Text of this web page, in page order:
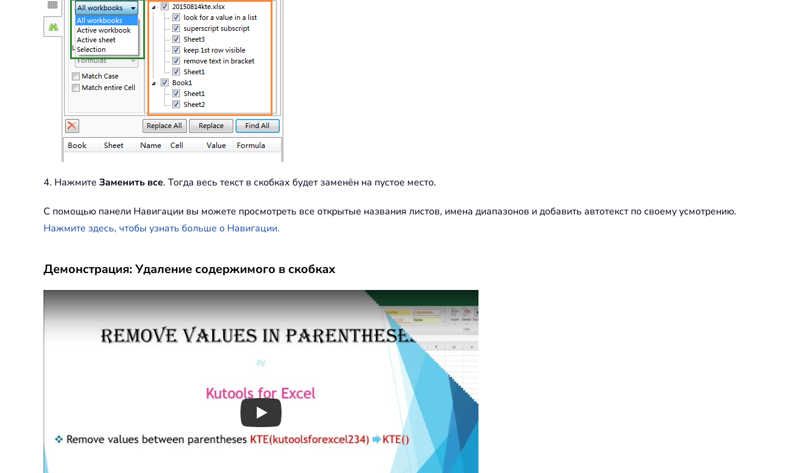
4. Нажмите Заменить все. Тогда весь текст в скобках будет заменён на пустое место.
С помощью панели Навигации вы можете просмотреть все открытые названия листов, имена диапазонов и добавить автотекст по своему усмотрению.
Нажмите здесь, чтобы узнать больше о Навигации.
Демонстрация: Удаление содержимого в скобках
Play